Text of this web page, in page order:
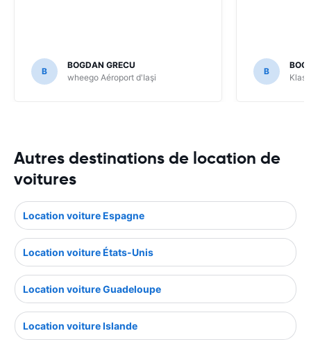
B
BOGDAN GRECU
wheego Aéroport d'Iaşi
B
Autres destinations de location de
voitures
Location voiture Espagne
Location voiture États-Unis
Location voiture Guadeloupe
Location voiture Islande